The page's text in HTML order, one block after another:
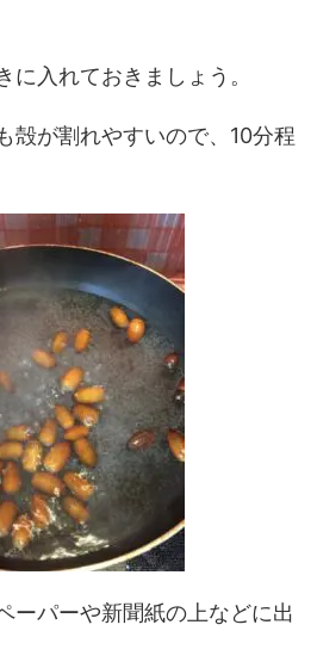
に入れておきましょう。
殻が割れやすいので、10分程
ーパーや新聞紙の上などに出